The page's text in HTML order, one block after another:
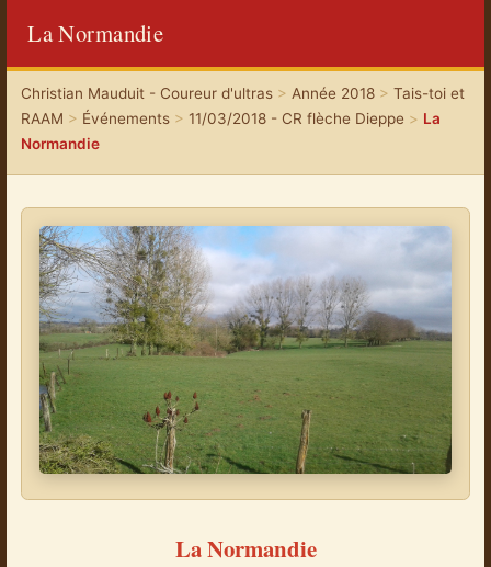
La Normandie
Christian Mauduit - Coureur d'ultras> Année 2018> Tais-toi et
RAAM > Événements> 11/03/2018 - CR flèche Dieppe > La
Normandie
La Normandie